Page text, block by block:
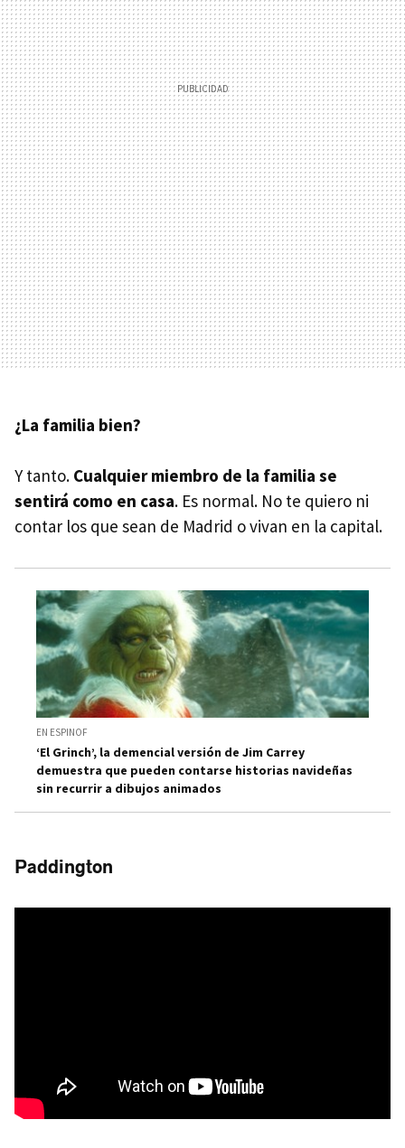
¿La familia bien?
Y tanto. Cualquier miembro de la familia se
sentirá como en casa. Es normal. No te quiero ni
contar los que sean de Madrid o vivan en la capital.
EN ESPINOF
‘El Grinch’, la demencial versión de Jim Carrey
demuestra que pueden contarse historias navideñas
sin recurrir a dibujos animados
Paddington